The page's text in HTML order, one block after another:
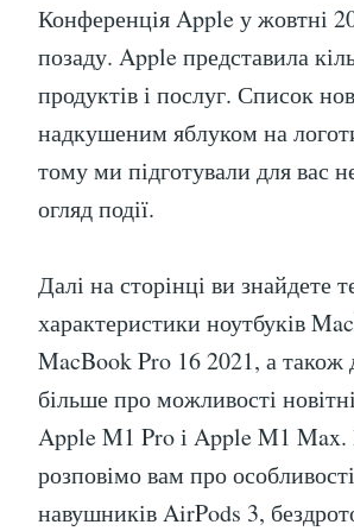
Конференція Apple у жовтні
позаду. Apple представила
продуктів і послуг. Список
надкушеним яблуком на
тому ми підготували для вас
огляд події.
Далі на сторінці ви знайдете
характеристики ноутбуків
MacBook Pro 16 2021, а також
більше про можливості
Apple M1 Pro і Apple M1
розповімо вам про
навушників AirPods 3,